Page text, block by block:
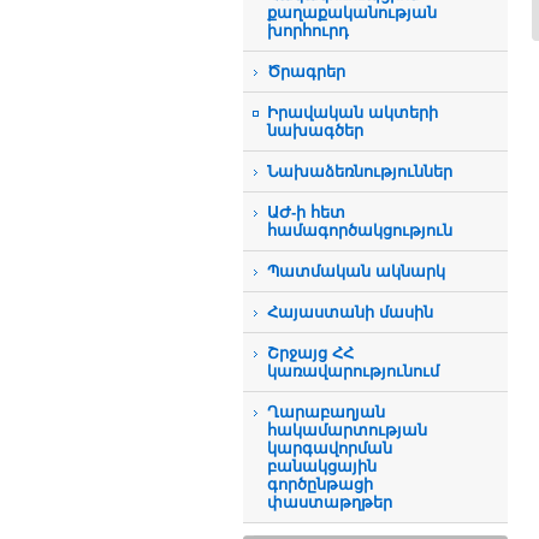
քաղաքականության
խորհուրդ
Ծրագրեր
Իրավական ակտերի
նախագծեր
Նախաձեռնություններ
ԱԺ-ի հետ
համագործակցություն
Պատմական ակնարկ
Հայաստանի մասին
Շրջայց ՀՀ
կառավարությունում
Ղարաբաղյան
հակամարտության
կարգավորման
բանակցային
գործընթացի
փաստաթղթեր